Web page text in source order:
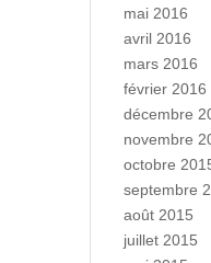
mai 2016
avril 2016
mars 2016
février 2016
décembre
novembre
octobre
septembre
août 2015
juillet 2015